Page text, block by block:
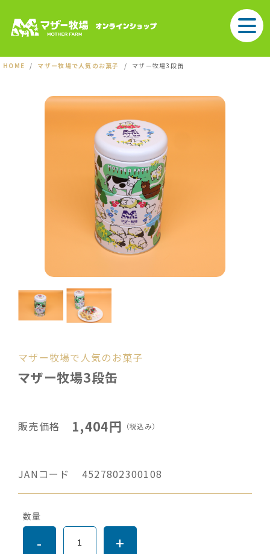
HOME マザー牧場で人気のお菓子 マザー牧場3段缶
マザー牧場で人気のお菓子
マザー牧場3段缶
販売価格 1,404円 （税込み）
JANコード 4527802300108
数量
- +